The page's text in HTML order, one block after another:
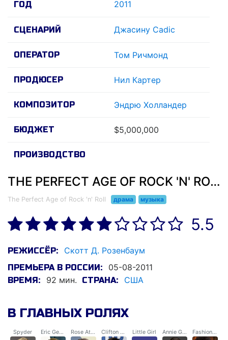
ГОД 2011
СЦЕНАРИЙ Джасину Cadic
ОПЕРАТОР Том Ричмонд
ПРОДЮСЕР Нил Картер
КОМПОЗИТОР Эндрю Холландер
БЮДЖЕТ $5,000,000
ПРОИЗВОДСТВО
THE PERFECT AGE OF ROCK 'N' ROLL (2011)
The Perfect Age of Rock 'n' Roll драма музыка
5.5
РЕЖИССЁР: Скотт Д. Розенбаум
ПРЕМЬЕРА В РОССИИ: 05-08-2011
ВРЕМЯ: 92 мин. СТРАНА: США
В ГЛАВНЫХ РОЛЯХ
Spyder Eric Genson Rose Atropos Clifton Hangar Little Girl Annie Genson Fashion Jones